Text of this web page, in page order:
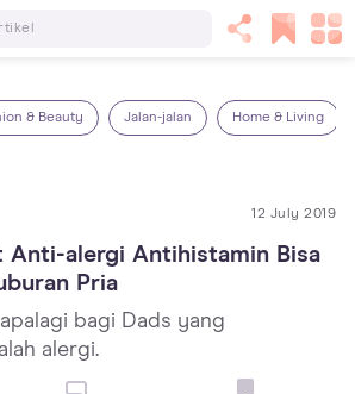
Selanjutnya
& Beauty Jalan-jalan Home & Living
12 July 2019
Anti-alergi Antihistamin Bisa
Pria
bagi Dads yang
alergi.